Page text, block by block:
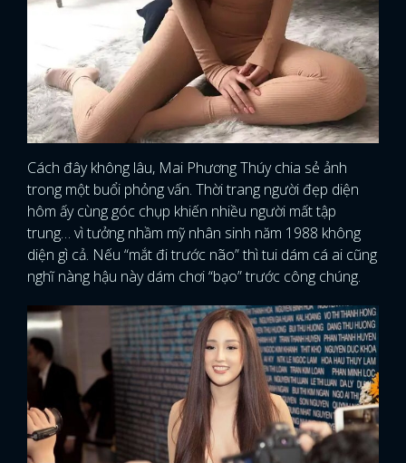
Cách đây không lâu, Mai Phương Thúy chia sẻ ảnh
trong một buổi phỏng vấn. Thời trang người đẹp diện
hôm ấy cùng góc chụp khiến nhiều người mất tập
trung… vì tưởng nhầm mỹ nhân sinh năm 1988 không
diện gì cả. Nếu “mắt đi trước não” thì tui dám cá ai cũng
nghĩ nàng hậu này dám chơi “bạo” trước công chúng.